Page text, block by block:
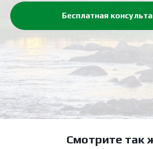
Бесплатная
Смотрите так